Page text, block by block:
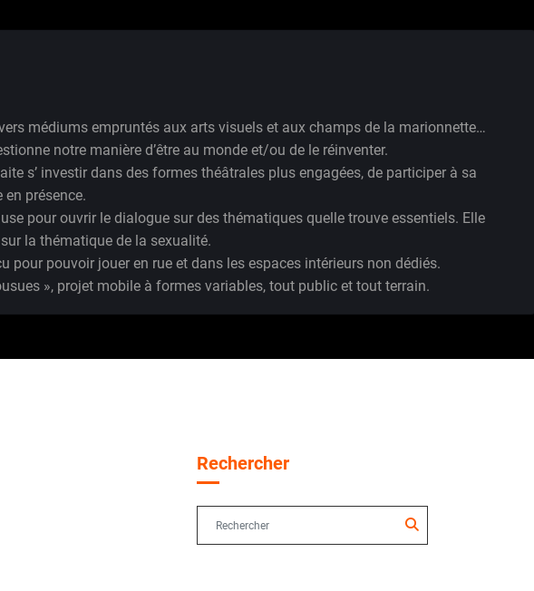
médiums empruntés aux arts visuels et aux champs de la marionnette…
notre manière d’être au monde et/ou de le réinventer.
s’ investir dans des formes théâtrales plus engagées, de participer à sa
présence.
pour ouvrir le dialogue sur des thématiques quelle trouve essentiels. Elle
la thématique de la sexualité.
pouvoir jouer en rue et dans les espaces intérieurs non dédiés.
», projet mobile à formes variables, tout public et tout terrain.
Rechercher